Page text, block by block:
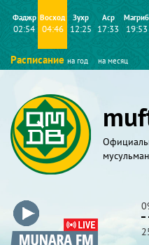
Фаджр
02:54
Восход
04:46
Зухр
12:25
Аср
17:33
Магриб
19:53
Расписание на год на месяц